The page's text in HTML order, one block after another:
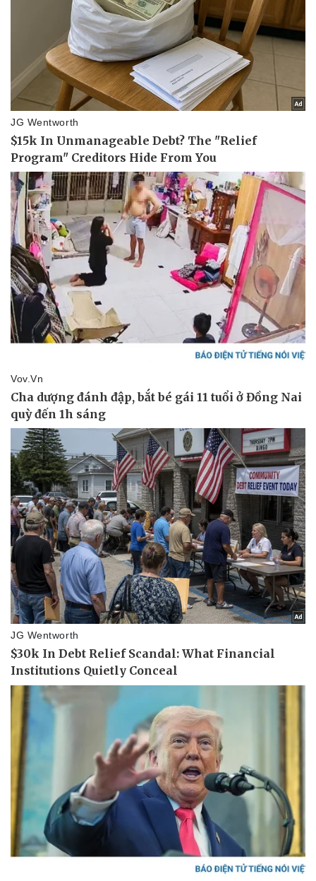
Pháp luật
Vụ án
Quân sự - Quốc phòng
Việt Nam
Phân tích